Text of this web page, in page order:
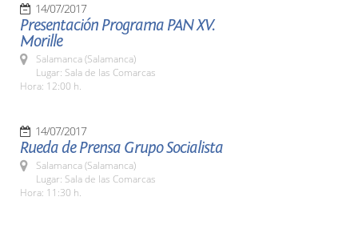
14/07/2017
Presentación Programa PAN XV.
Morille
Salamanca (Salamanca)
Lugar: Sala de las Comarcas
Hora: 12:00 h.
14/07/2017
Rueda de Prensa Grupo Socialista
Salamanca (Salamanca)
Lugar: Sala de las Comarcas
Hora: 11:30 h.